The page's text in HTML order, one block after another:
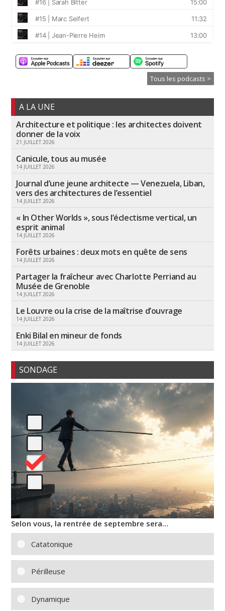
Tous les podcasts >
A LA UNE
Architecture et politique : les architectes doivent
donner de la voix
21 JUILLET 2026
Canicule, tous au musée
14 JUILLET 2026
Journal d’une jeune architecte — Venezuela, Liban,
vers des architectures de l’essentiel
14 JUILLET 2026
« In Other Worlds », sous l’éclectisme vertical, un
esprit animal
14 JUILLET 2026
Forêts urbaines : deux mots en quête de sens
14 JUILLET 2026
Partager la fraîcheur avec Charlotte Perriand au
Musée de Grenoble
14 JUILLET 2026
Le Louvre ou la crise de la maîtrise d’ouvrage
14 JUILLET 2026
Enki Bilal en mineur de fonds
14 JUILLET 2026
SONDAGE
Selon vous, la rentrée de septembre sera…
Catatonique
Périlleuse
Dynamique